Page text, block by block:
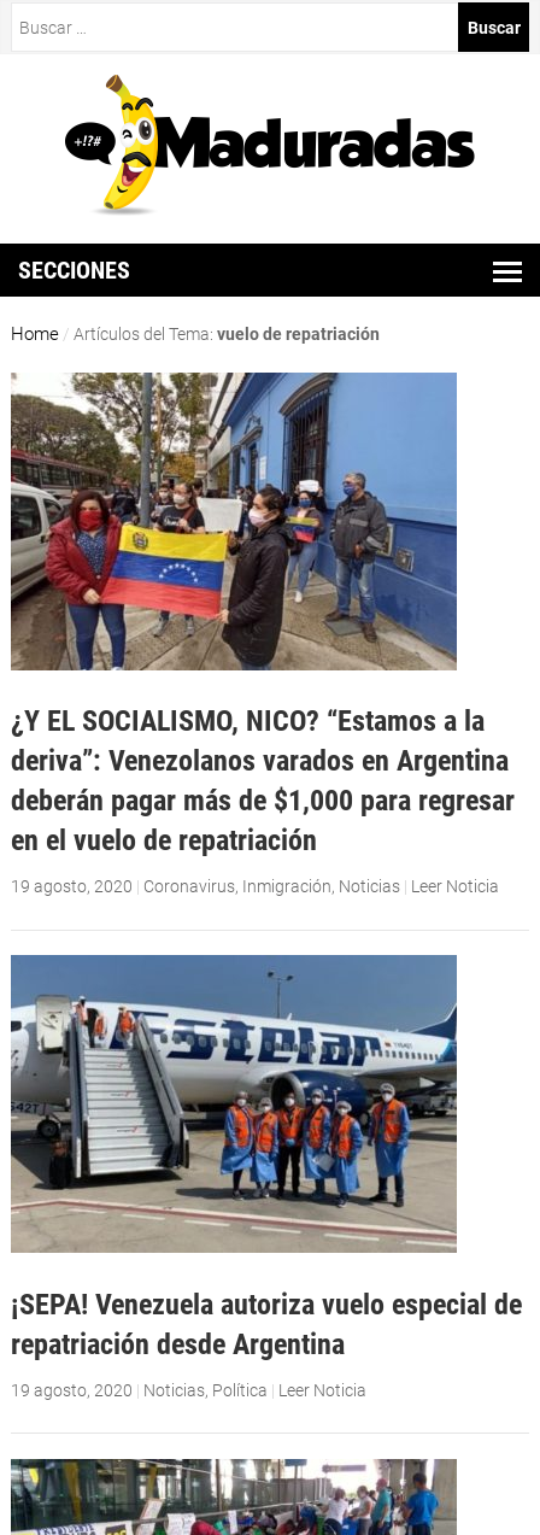
SECCIONES
Home / Artículos del Tema: vuelo de repatriación
¿Y EL SOCIALISMO, NICO? “Estamos a la
deriva”: Venezolanos varados en Argentina
deberán pagar más de $1,000 para regresar
en el vuelo de repatriación
19 agosto, 2020 | Coronavirus, Inmigración, Noticias | Leer Noticia
¡SEPA! Venezuela autoriza vuelo especial de
repatriación desde Argentina
19 agosto, 2020 | Noticias, Política | Leer Noticia